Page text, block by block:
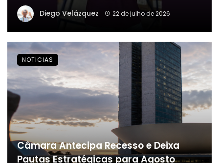
Diego Velázquez 22 de julho de 2026
Câmara Antecipa Recesso e Deixa
Pautas Estratégicas para Agosto
NOTICIAS